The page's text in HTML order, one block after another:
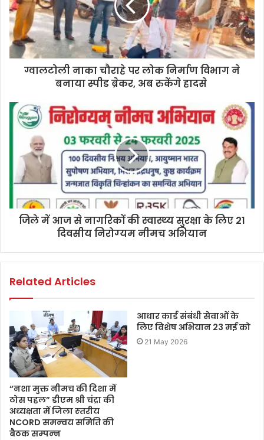
ग्वालटोली नाका चौराहे पर लोक निर्माण विभाग ने
बनाया स्पीड ब्रेकर, अब रुकेंगे हादसे
जिले में आज से नागरिकों की स्‍वास्‍थ्‍य सुरक्षा के लिए 21
दिवसीय निरोग्‍यम नीमच अभियान
Related Articles
“नशा मुक्त नीमच की दिशा में
ठोस पहल” डीएम श्री चंद्रा की
अध्‍यक्षता में जिला स्‍तरीय
NCORD समन्‍वय समिति की
बैठक सम्‍पन्‍न
आधार कार्ड संबंधी सेवाओं के
लिए विशेष अभियान 23 मई को
21 May 2026